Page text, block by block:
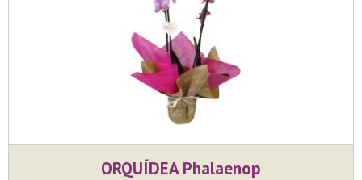
ORQUÍDEA Phalaenop